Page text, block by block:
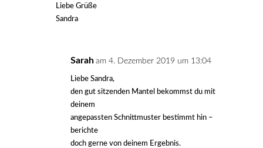
Liebe Grüße
Sandra
Sarah am 4. Dezember 2019 um 13:04
Liebe Sandra,
den gut sitzenden Mantel bekommst du mit
deinem
angepassten Schnittmuster bestimmt hin –
berichte
doch gerne von deinem Ergebnis.